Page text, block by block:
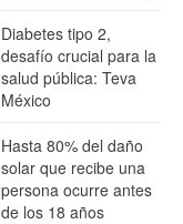
Diabetes tipo 2,
desafío crucial para la
salud pública: Teva
México
Hasta 80% del daño
solar que recibe una
persona ocurre antes
de los 18 años